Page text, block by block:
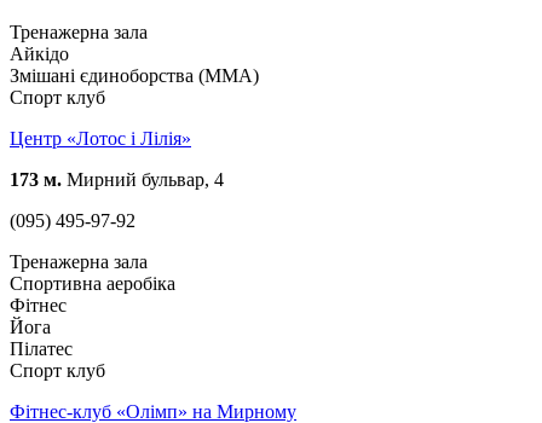
Тренажерна зала
Айкідо
Змішані єдиноборства (ММА)
Спорт клуб
Центр «Лотос і Лілія»
173 м. Мирний бульвар, 4
(095) 495-97-92
Тренажерна зала
Спортивна аеробіка
Фітнес
Йога
Пілатес
Спорт клуб
Фітнес-клуб «Олімп» на Мирному